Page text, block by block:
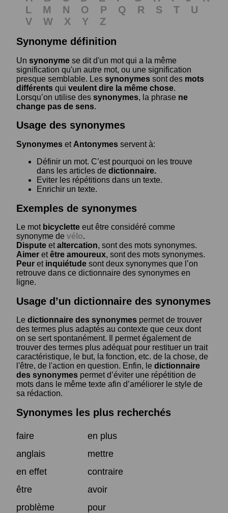
L
M N O P Q R S T
U
V
W X Y
Z
Synonyme définition
Un synonyme se dit d'un mot qui a la même
signification qu'un autre mot, ou une signification
presque semblable. Les synonymes sont des mots
différents qui veulent dire la même chose.
Lorsqu’on utilise des synonymes, la phrase ne
change pas de sens.
Usage des synonymes
Synonymes et Antonymes servent à:
Définir un mot. C’est pourquoi on les trouve
dans les articles de dictionnaire.
Eviter les répétitions dans un texte.
Enrichir un texte.
Exemples de synonymes
Le mot bicyclette eut être considéré comme
synonyme de vélo.
Dispute etaltercation, sont des mots synonymes.
Aimer etêtre amoureux, sont des mots synonymes.
Peur et inquiétude sont deux synonymes que l’on
retrouve dans ce dictionnaire des synonymes en
ligne.
Usage d’un dictionnaire des synonymes
Le dictionnaire des synonymes permet de trouver
des termes plus adaptés au contexte que ceux dont
on se sert spontanément. Il permet également de
trouver des termes plus adéquat pour restituer un trait
caractéristique, le but, la fonction, etc. de la chose, de
l'être, de l'action en question. Enfin, le dictionnaire
des synonymes permet d’éviter une répétition de
mots dans le même texte afin d’améliorer le style de
sa rédaction.
Synonymes les plus recherchés
faire
en plus
anglais
mettre
en effet
contraire
être
avoir
problème
pour